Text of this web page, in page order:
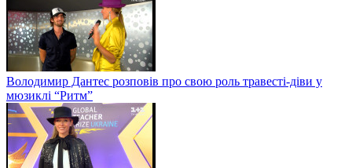
Володимир Дантес розповів про свою роль травесті-діви у
мюзиклі “Ритм”